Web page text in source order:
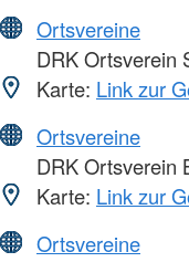
Ortsvereine
DRK Ortsverein
Karte: Link zur
Ortsvereine
DRK Ortsverein
Karte: Link zur
Ortsvereine